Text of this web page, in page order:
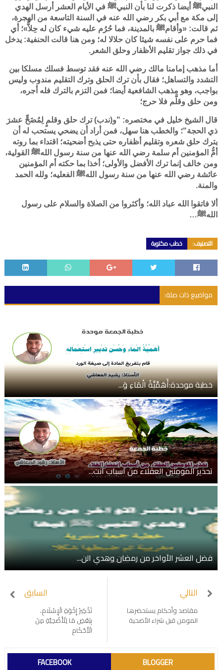
النبيﷺ أيضا ذكرت لنا بأن النبيﷺ في الأيام العشر أرسل الهدي
إلى مكة مع أبي بكر رضي الله عنه في السنة التاسعة من الهجرة،
ثم قالت: «وأقامﷺ بالمدينة، فما حُرُم عليه شيء كان له حِلاًّ»؛ أي
فما حرم على نفسه شيئا كان حلالا له؛ ومن هنا قالت الحنفية: يدخل
في ذلك جواز تقليم الأظفار وحلق الشعر.
أما مذهب إمامنا مالك رضي الله عنه فقد توسط فسلك مسلكا بين
التشدد والتساهل؛ فقال بأن ترك الحلق وترك التقليم مندوب وليس
بواجب، وهو مذهب الشافعية أيضا؛ فمن التزم بالترك فله أجره،
ومن حلق وقلَّم فلا حرج؛
قال الشيخ خليل في مختصره: "و(ندب) ترك حلق وقلمٍ لِمُضَحٍّ عشرَ
ذي الحجة"؛ والخطب هنا سهل، فمن أراد أن يضحي يستحب له أن
يترك حلق شعره وتقليم أظفاره حتى يذبح أضحيته؛ اقتداء بما روته
أمُّ المؤمنين أم سلمة رضي الله عنها من سنة رسول اللهﷺ القولية،
ومن خالف إنما ترك الأفضل والأولى؛ أخذا بما حكته أم المؤمنين
عائشة رضي الله عنها من سنة رسول اللهﷺ الفعليه؛ ولله الحمد
والمنة.
ألا فاتقوا الله عباد الله؛ وأكثروا من الصلاة والسلام على رسول
اللهﷺ…
التصنيف: خطب مكتوبة
مواضيع ذات صلة:
خطبة موحدة:أَهَمِّيَّةُ الْمَاءِ وَ...
تحذير المومنين العقلاء من اسباب انت...
فضل العشر الأواخر من رمضان وهدي الن...
التالي
مقاصد وأحكام يستحضرها
المومن قبل شراء الأضحية
السابق
تَذْكِيرُ إِخْوَةِ الْإِسْلَامِ،
بِبَعْضِ مَا لِلْأُضْحِيَّةِ مِنَ
الْأَحْكَامِ
BLOGGER
FACEBOOK